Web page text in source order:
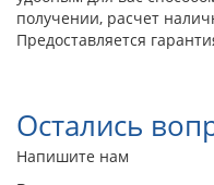
получении, расчет
Предоставляется
Остались
Напишите нам